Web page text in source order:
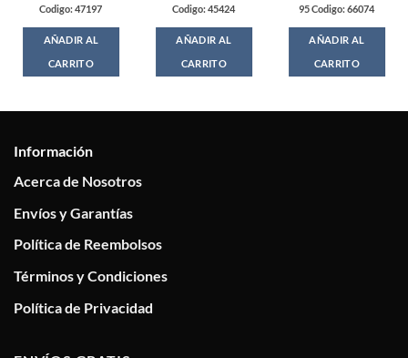
Codigo: 47197
AÑADIR AL
CARRITO
Codigo: 45424
AÑADIR AL
CARRITO
95 Codigo: 66074
AÑADIR AL
CARRITO
Información
Acerca de Nosotros
Envíos y Garantías
Política de Reembolsos
Términos y Condiciones
Política de Privacidad